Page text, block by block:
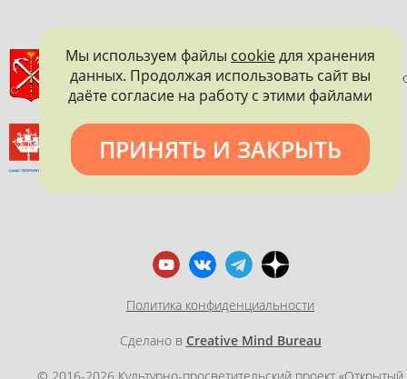
ПРАВИТЕЛЬСТВО САНКТ-ПЕТЕРБУРГА
КОМИТЕТ ПО ГОСУДАРСТВЕННОМУ КОНТРОЛЮ,
И ОХРАНЕ ПАМЯТНИКОВ ИСТОРИИ И КУЛЬТУРЫ
ВСЕРОССИЙСКОЕ ОБЩЕСТВО ОХРАНЫ ПАМЯТНИКОВ
ИСТОРИИ И КУЛЬТУРЫ
Политика конфиденциальности
Сделано в Creative Mind Bureau
Мы используем файлы cookieдля хранения
данных. Продолжая использовать сайт вы
даёте согласие на работу с этими файлами
ПРИНЯТЬ И ЗАКРЫТЬ